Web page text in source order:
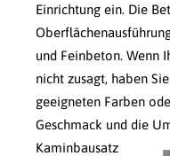
Einrichtung ein. Die
und Feinbeton. Wenn
nicht zusagt, haben
geeigneten Farben
Geschmack und die
Kaminbausatz